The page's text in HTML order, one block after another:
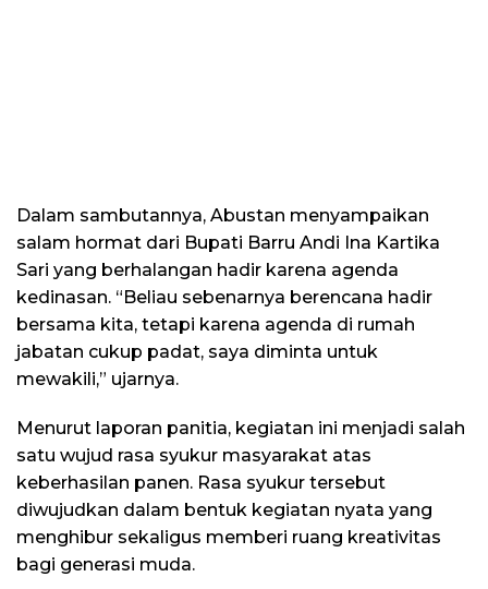
Dalam sambutannya, Abustan menyampaikan
salam hormat dari Bupati Barru Andi Ina Kartika
Sari yang berhalangan hadir karena agenda
kedinasan. “Beliau sebenarnya berencana hadir
bersama kita, tetapi karena agenda di rumah
jabatan cukup padat, saya diminta untuk
mewakili,” ujarnya.
Menurut laporan panitia, kegiatan ini menjadi salah
satu wujud rasa syukur masyarakat atas
keberhasilan panen. Rasa syukur tersebut
diwujudkan dalam bentuk kegiatan nyata yang
menghibur sekaligus memberi ruang kreativitas
bagi generasi muda.